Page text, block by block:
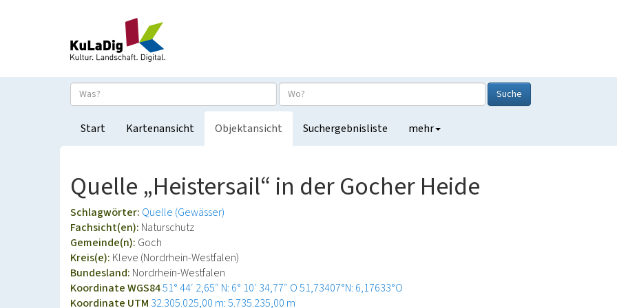
Suche
Start Kartenansicht Objektansicht Suchergebnisliste mehr
Quelle „Heistersail“ in der Gocher Heide
Schlagwörter: Quelle (Gewässer)
Fachsicht(en): Naturschutz
Gemeinde(n): Goch
Kreis(e): Kleve (Nordrhein-Westfalen)
Bundesland: Nordrhein-Westfalen
Koordinate WGS8451° 44′ 2,65″ N: 6° 10′ 34,77″ O51,73407°N: 6,17633°O
Koordinate UTM 32.305.025,00 m: 5.735.235,00 m